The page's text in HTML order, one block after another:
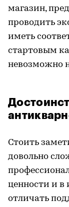
магазин,
проводить
иметь
стартовым
невозможно
Стоить
довольно
ценности и в
отличать